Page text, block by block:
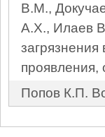
В.М.,
А.Х., Илаев
проявления,
Попов К.П.